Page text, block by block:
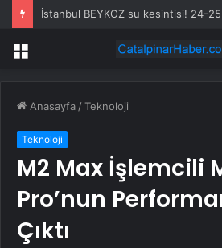
Menü
Anasayfa /Teknoloji
Teknoloji
M2 Max İşlemcili
Pro’nun
Çıktı